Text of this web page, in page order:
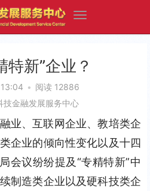
特新”企业？
• 阅读 12886
技金融发展服务中心
业、互联网企业、教培类企
企业的倾向性变化以及十四
会议纷纷提及“专精特新”中
制造类企业以及硬科技类企